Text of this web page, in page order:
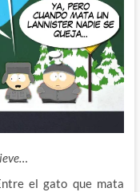
el gato que mata